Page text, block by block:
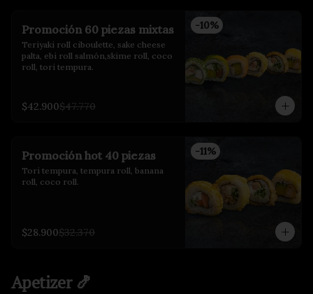
-10%
Promoción 60 piezas mixtas
Teriyaki roll ciboulette, sake cheese
palta, ebi roll salmón,skime roll, coco
roll, tori tempura.
$42.900$47.770
-11%
Promoción hot 40 piezas
Tori tempura, tempura roll, banana
roll, coco roll.
$28.900$32.370
Apetizer 🍤